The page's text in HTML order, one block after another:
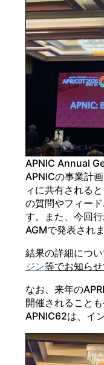
APNIC Annual
APNICの事業計
ィに共有される
の質問やフィー
す。また、今回
AGMで発表されま
結果の詳細につい
ジン等でお知ら
なお、来年の
開催されること
APNIC62は、イ